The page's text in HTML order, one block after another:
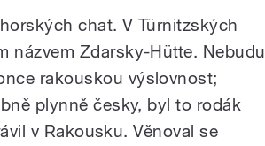
chat. V Türnitzských
názvem Zdarsky-Hütte. Nebudu
rakouskou výslovnost;
plynně česky, byl to rodák
v Rakousku. Věnoval se